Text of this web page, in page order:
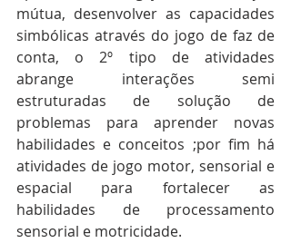
mútua, desenvolver as capacidades
simbólicas através do jogo de faz de
conta, o 2º tipo de atividades
abrange interações semi
estruturadas de solução de
problemas para aprender novas
habilidades e conceitos ;por fim há
atividades de jogo motor, sensorial e
espacial para fortalecer as
habilidades de processamento
sensorial e motricidade.